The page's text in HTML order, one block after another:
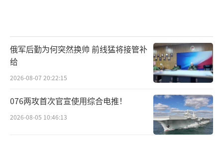
俄军后勤为何突然换帅 前线猛将接管补
给
2026-08-07 20:22:15
076两攻首次官宣使用综合电推！
2026-08-05 10:46:13